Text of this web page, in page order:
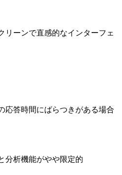
リーンで直感的なインターフェ
応答時間にばらつきがある場合
分析機能がやや限定的